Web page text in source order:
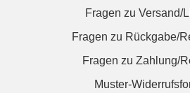
Fragen zu Versand/
Fragen zu Rückgabe/
Fragen zu Zahlung/
Muster-